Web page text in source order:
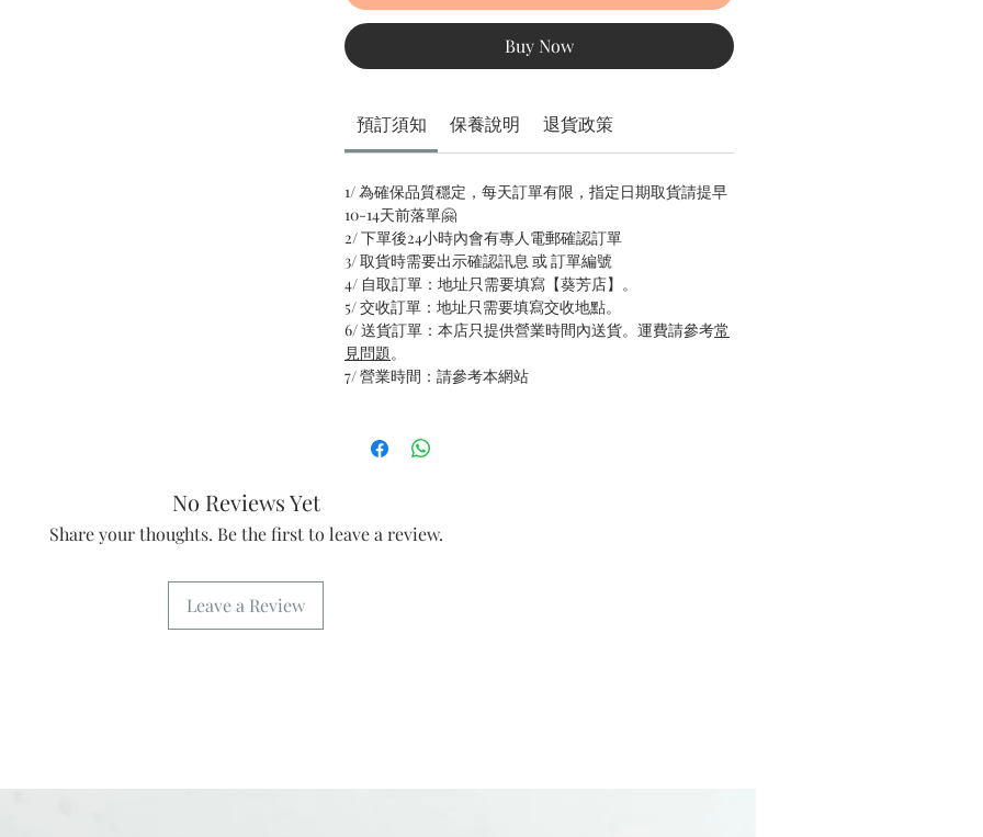
Buy Now
預訂須知 保養說明 退貨政策
1/ 為確保品質穩定，每天訂單有限，指定日期取貨請提早
10-14天前落單🤗
2/ 下單後24小時內會有專人電郵確認訂單
3/ 取貨時需要出示確認訊息 或 訂單編號
4/ 自取訂單：地址只需要填寫【葵芳店】。
5/ 交收訂單：地址只需要填寫交收地點。
6/ 送貨訂單：本店只提供營業時間內送貨。運費請參考常
見問題。
7/ 營業時間：請參考本網站
No Reviews Yet
Share your thoughts. Be the first to leave a review.
Leave a Review